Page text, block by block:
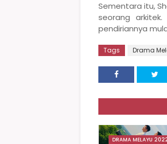
Sementara itu,
seorang
pendiriannya
Tags Drama
DRAMA MELAYU